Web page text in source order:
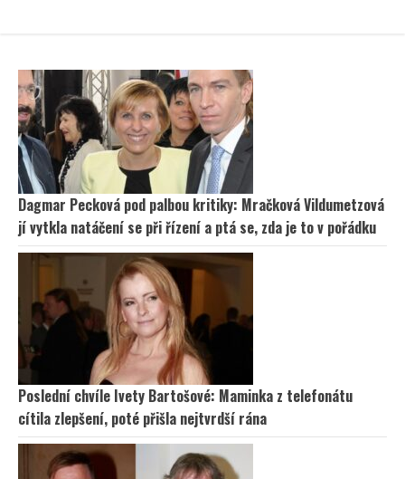
Dagmar Pecková pod palbou kritiky: Mračková Vildumetzová
jí vytkla natáčení se při řízení a ptá se, zda je to v pořádku
Poslední chvíle Ivety Bartošové: Maminka z telefonátu
cítila zlepšení, poté přišla nejtvrdší rána